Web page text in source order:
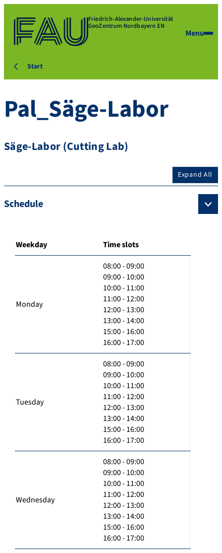
Friedrich-Alexander-Universität
GeoZentrum Nordbayern EN
Menu
Start
Pal_Säge-Labor
Säge-Labor (Cutting Lab)
Expand All
Schedule
Weekday Time slots
Monday
08:00 - 09:00
09:00 - 10:00
10:00 - 11:00
11:00 - 12:00
12:00 - 13:00
13:00 - 14:00
15:00 - 16:00
16:00 - 17:00
Tuesday
08:00 - 09:00
09:00 - 10:00
10:00 - 11:00
11:00 - 12:00
12:00 - 13:00
13:00 - 14:00
15:00 - 16:00
16:00 - 17:00
Wednesday
08:00 - 09:00
09:00 - 10:00
10:00 - 11:00
11:00 - 12:00
12:00 - 13:00
13:00 - 14:00
15:00 - 16:00
16:00 - 17:00